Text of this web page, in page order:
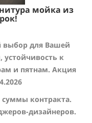
мойка из
выбор для Вашей
к
и пятнам. Акция
контракта.
дизайнеров.